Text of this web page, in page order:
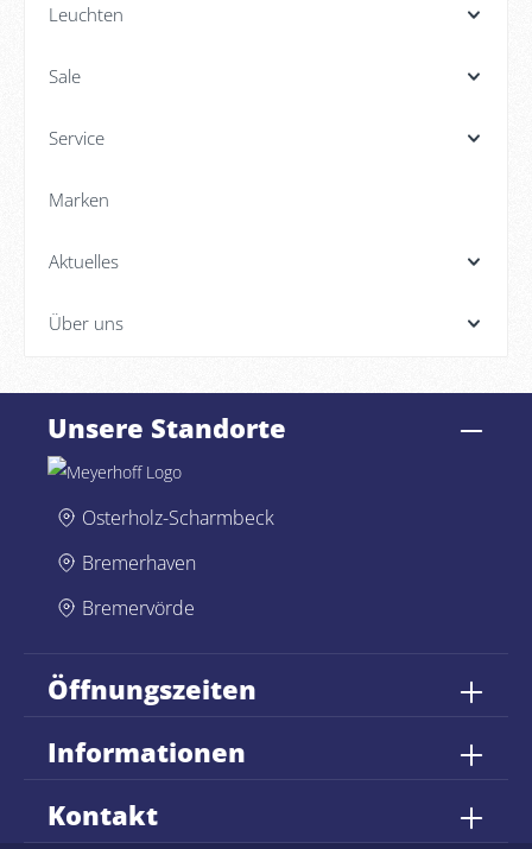
Leuchten
Sale
Service
Marken
Aktuelles
Über uns
Unsere Standorte
Osterholz-Scharmbeck
Bremerhaven
Bremervörde
Öffnungszeiten
Kontakt
Informationen